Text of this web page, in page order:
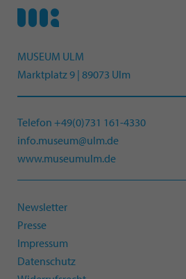
MUSEUM ULM
Marktplatz 9 | 89073 Ulm
Telefon +49(0)731 161-4330
info.museum@ulm.de
www.museumulm.de
Newsletter
Presse
Impressum
Datenschutz